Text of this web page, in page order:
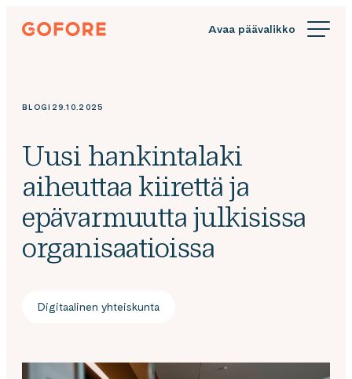
Siirry
suoraan
Gofore
knowledge
BLOGI 29.10.2025
Uusi hankintalaki
aiheuttaa kiirettä ja
epävarmuutta julkisissa
organisaatioissa
Digitaalinen yhteiskunta